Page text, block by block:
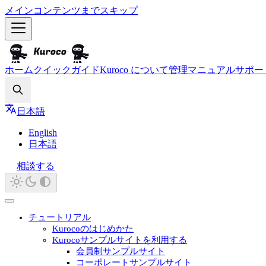
メインコンテンツまでスキップ
ホーム クイックガイドKuroco について管理マニュアルサポー
日本語
English
日本語
相談する
チュートリアル
Kurocoのはじめかた
Kurocoサンプルサイトを利用する
会員制サンプルサイト
コーポレートサンプルサイト